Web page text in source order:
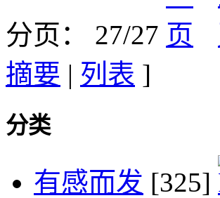
分页： 27/27
摘要 | 列表 ]
分类
有感而发 [325]